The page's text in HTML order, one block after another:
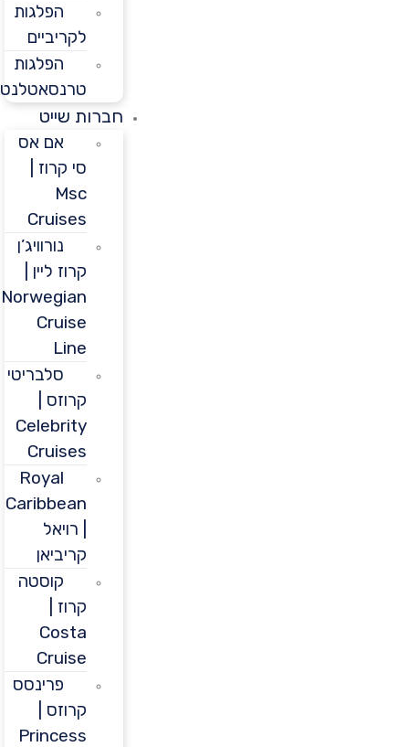
הפלגות
לקריביים
הפלגות
טרנסאטלנטיות
חברות שייט
אם אס
סי קרוז |
Cruises
נורוויג’ן
קרוז ליין |
Norwegian
Cruise
סלבריטי
קרוזס |
Celebrity
Cruises
Royal
Caribbean
קריביאן
קוסטה
Costa
Cruise
פרינסס
קרוזס |
Princess